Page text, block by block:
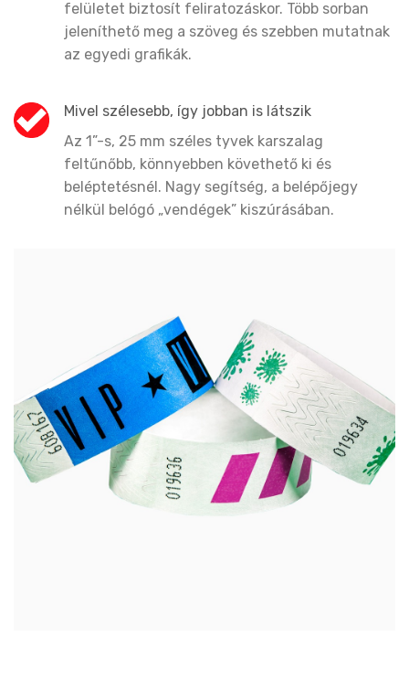
felületet biztosít feliratozáskor. Több sorban
jeleníthető meg a szöveg és szebben mutatnak
az egyedi grafikák.
Mivel szélesebb, így jobban is látszik
Az 1”-s, 25 mm széles tyvek karszalag
feltűnőbb, könnyebben követhető ki és
beléptetésnél. Nagy segítség, a belépőjegy
nélkül belógó „vendégek” kiszúrásában.